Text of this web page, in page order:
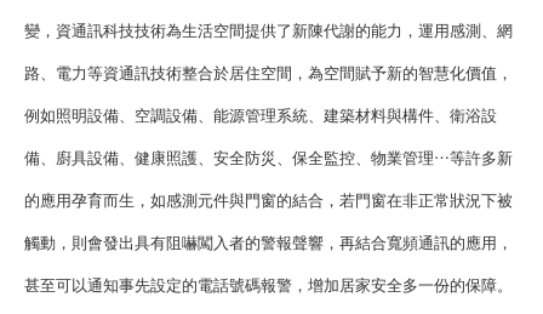
變，資通訊科技技術為生活空間提供了新陳代謝的能力，運用感測、網
路、電力等資通訊技術整合於居住空間，為空間賦予新的智慧化價值，
例如照明設備、空調設備、能源管理系統、建築材料與構件、衛浴設
備、廚具設備、健康照護、安全防災、保全監控、物業管理⋯等許多新
的應用孕育而生，如感測元件與門窗的結合，若門窗在非正常狀況下被
觸動，則會發出具有阻嚇闖入者的警報聲響，再結合寬頻通訊的應用，
甚至可以通知事先設定的電話號碼報警，增加居家安全多一份的保障。